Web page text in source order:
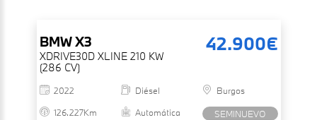
BMWX3
XDRIVE30D XLINE 210 KW
(286 CV)
42.900€
2022 Diésel
Burgos
126.227Km
Automática SEMINUEVO